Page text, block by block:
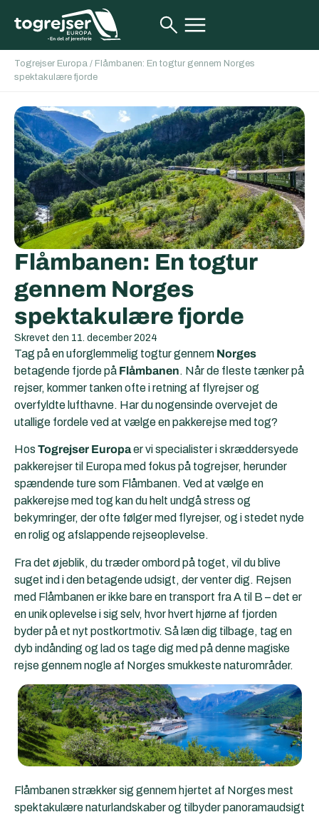
Togrejser Europa / Flåmbanen: En togtur gennem Norges
spektakulære fjorde
Flåmbanen: En togtur
gennem Norges
spektakulære fjorde
Skrevet den 11. december 2024
Tag på en uforglemmelig togtur gennem Norges
betagende fjorde på Flåmbanen. Når de fleste tænker på
rejser, kommer tanken ofte i retning af flyrejser og
overfyldte lufthavne. Har du nogensinde overvejet de
utallige fordele ved at vælge en pakkerejse med tog?
Hos Togrejser Europaer vi specialister i skræddersyede
pakkerejser til Europa med fokus på togrejser, herunder
spændende ture som Flåmbanen. Ved at vælge en
pakkerejse med tog kan du helt undgå stress og
bekymringer, der ofte følger med flyrejser, og i stedet nyde
en rolig og afslappende rejseoplevelse.
Fra det øjeblik, du træder ombord på toget, vil du blive
suget ind i den betagende udsigt, der venter dig. Rejsen
med Flåmbanen er ikke bare en transport fra A til B – det er
en unik oplevelse i sig selv, hvor hvert hjørne af fjorden
byder på et nyt postkortmotiv. Så læn dig tilbage, tag en
dyb indånding og lad os tage dig med på denne magiske
rejse gennem nogle af Norges smukkeste naturområder.
Flåmbanen strækker sig gennem hjertet af Norges mest
spektakulære naturlandskaber og tilbyder panoramaudsigt